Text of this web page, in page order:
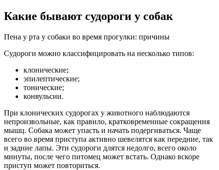
Какие бывают судороги у собак
Пена у рта у собаки во время прогулки: причины
Судороги можно классифицировать на несколько типов:
клонические;
эпилептические;
тонические;
конвульсии.
При клонических судорогах у животного наблюдаются
непроизвольные, как правило, кратковременные сокращения
мышц. Собака может упасть и начать подергиваться. Чаще
всего во время приступа активно шевелятся как передние, так
и задние лапы. Эти судороги длятся недолго, всего около
минуты, после чего питомец может встать. Однако вскоре
приступ может повториться.